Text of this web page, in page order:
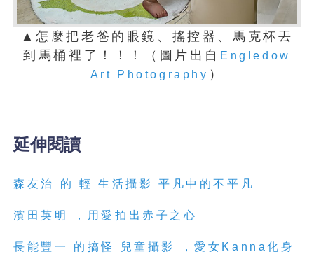
▲怎麼把老爸的眼鏡、搖控器、馬克杯丟
到馬桶裡了！！！（圖片出自 Engledow
Art Photography ）
延伸閱讀
森友治 的 輕 生活攝影 平凡中的不平凡
濱田英明 ，用愛拍出赤子之心
長能豐一 的搞怪 兒童攝影 ，愛女Kanna化身